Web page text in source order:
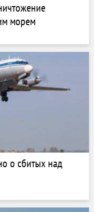
морем
о сбитых над